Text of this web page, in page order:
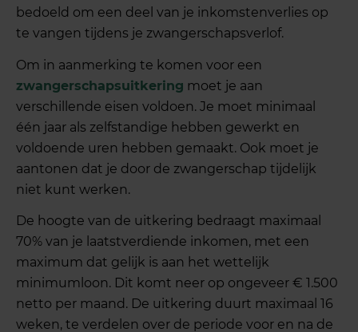
bedoeld om een deel van je inkomstenverlies op
te vangen tijdens je zwangerschapsverlof.
Om in aanmerking te komen voor een
zwangerschapsuitkering moet je aan
verschillende eisen voldoen. Je moet minimaal
één jaar als zelfstandige hebben gewerkt en
voldoende uren hebben gemaakt. Ook moet je
aantonen dat je door de zwangerschap tijdelijk
niet kunt werken.
De hoogte van de uitkering bedraagt maximaal
70% van je laatstverdiende inkomen, met een
maximum dat gelijk is aan het wettelijk
minimumloon. Dit komt neer op ongeveer € 1.500
netto per maand. De uitkering duurt maximaal 16
weken, te verdelen over de periode voor en na de